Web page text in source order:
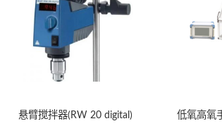
悬臂搅拌器(RW 20 digital) 低氧高氧